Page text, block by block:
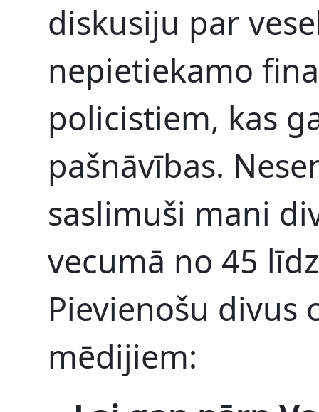
diskusiju par
nepietiekamo
policistiem, kas
pašnāvības.
saslimuši mani
vecumā no 45
Pievienošu divus
mēdijiem: